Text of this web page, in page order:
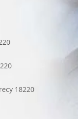
18220